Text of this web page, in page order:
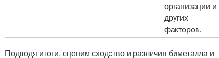
организации и
других
факторов.
Подводя итоги, оценим сходство и различия биметалла и